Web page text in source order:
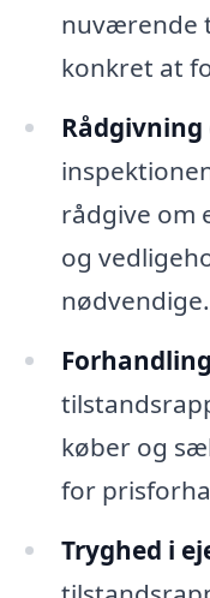
nuværende
konkret at
rådgive om
og
nødvendige.
køber og
for
Tryghed i